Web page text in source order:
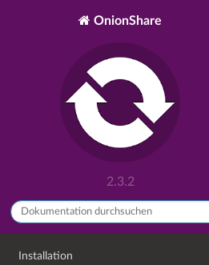
OnionShare
2.3.2
Installation